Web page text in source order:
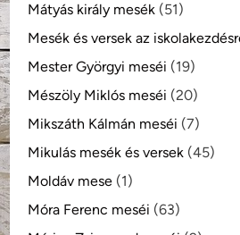
Mátyás király mesék (51)
Mesék és versek az
Mester Györgyi meséi (19)
Mészöly Miklós meséi (20)
Mikszáth Kálmán meséi (7)
Mikulás mesék és versek (45)
Moldáv mese (1)
Móra Ferenc meséi (63)